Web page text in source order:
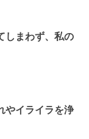
まわず、 私の
やイライラを浄